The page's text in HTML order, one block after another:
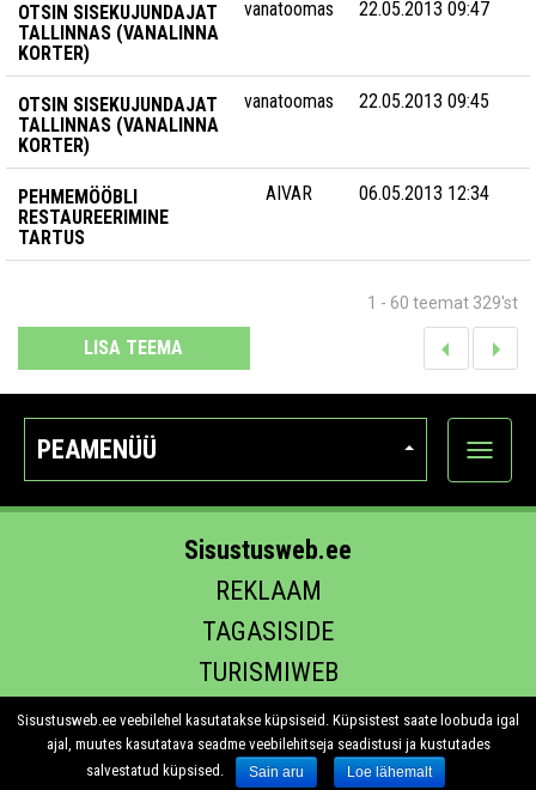
OTSIN SISEKUJUNDAJAT
TALLINNAS (VANALINNA
KORTER)
vanatoomas 22.05.2013 09:47
OTSIN SISEKUJUNDAJAT
TALLINNAS (VANALINNA
KORTER)
vanatoomas 22.05.2013 09:45
PEHMEMÖÖBLI
RESTAUREERIMINE
TARTUS
AIVAR 06.05.2013 12:34
1 - 60 teemat 329'st
LISA TEEMA
PEAMENÜÜ
Ava
Sisustusweb.ee
REKLAAM
TAGASISIDE
TURISMIWEB
EHITUS.EE
Sisustusweb.ee veebilehel kasutatakse küpsiseid. Küpsistest saate loobuda igal
ajal, muutes kasutatava seadme veebilehitseja seadistusi ja kustutades
salvestatud küpsised.
Sain aru Loe lähemalt